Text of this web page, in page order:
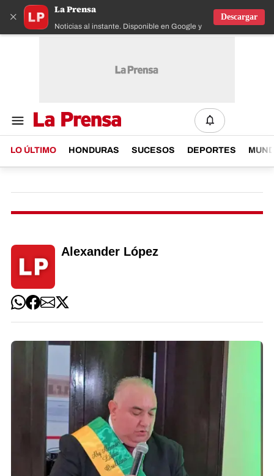
×
La Prensa
Noticias al instante. Disponible en Google y IOS
Descargar
LO ÚLTIMO HONDURAS SUCESOS DEPORTES
Alexander López